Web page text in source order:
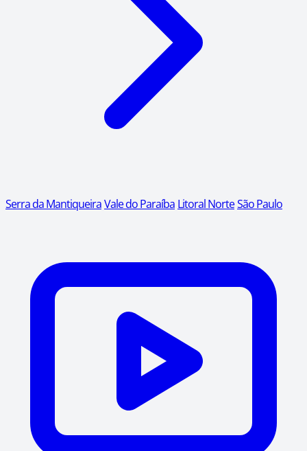
Serra da MantiqueiraVale do Paraíba Litoral NorteSão Paulo